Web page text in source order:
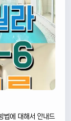
법에 대해서 안내드